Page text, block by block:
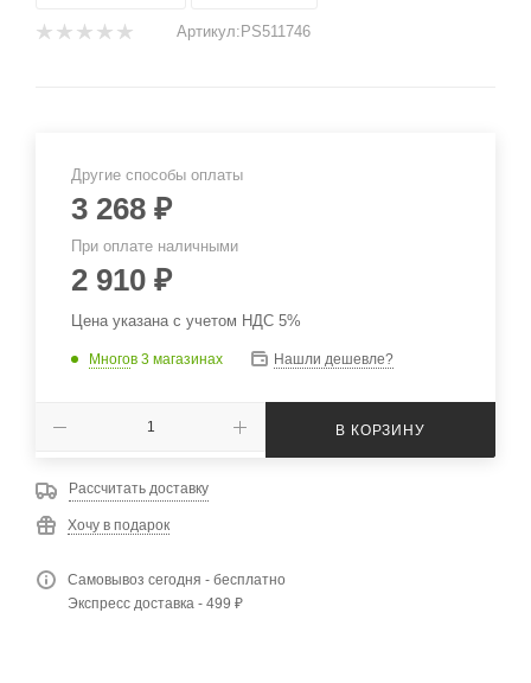
Артикул: PS511746
Другие способы оплаты
3 268 ₽
При оплате наличными
2 910 ₽
Цена указана с учетом НДС 5%
Многов 3 магазинах Нашли дешевле?
В КОРЗИНУ
Рассчитать доставку
Хочу в подарок
Самовывоз сегодня - бесплатно
Экспресс доставка - 499 ₽